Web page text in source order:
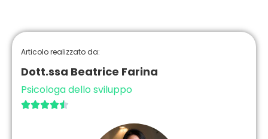
Articolo realizzato da:
Dott.ssa Beatrice Farina
Psicologa dello sviluppo
